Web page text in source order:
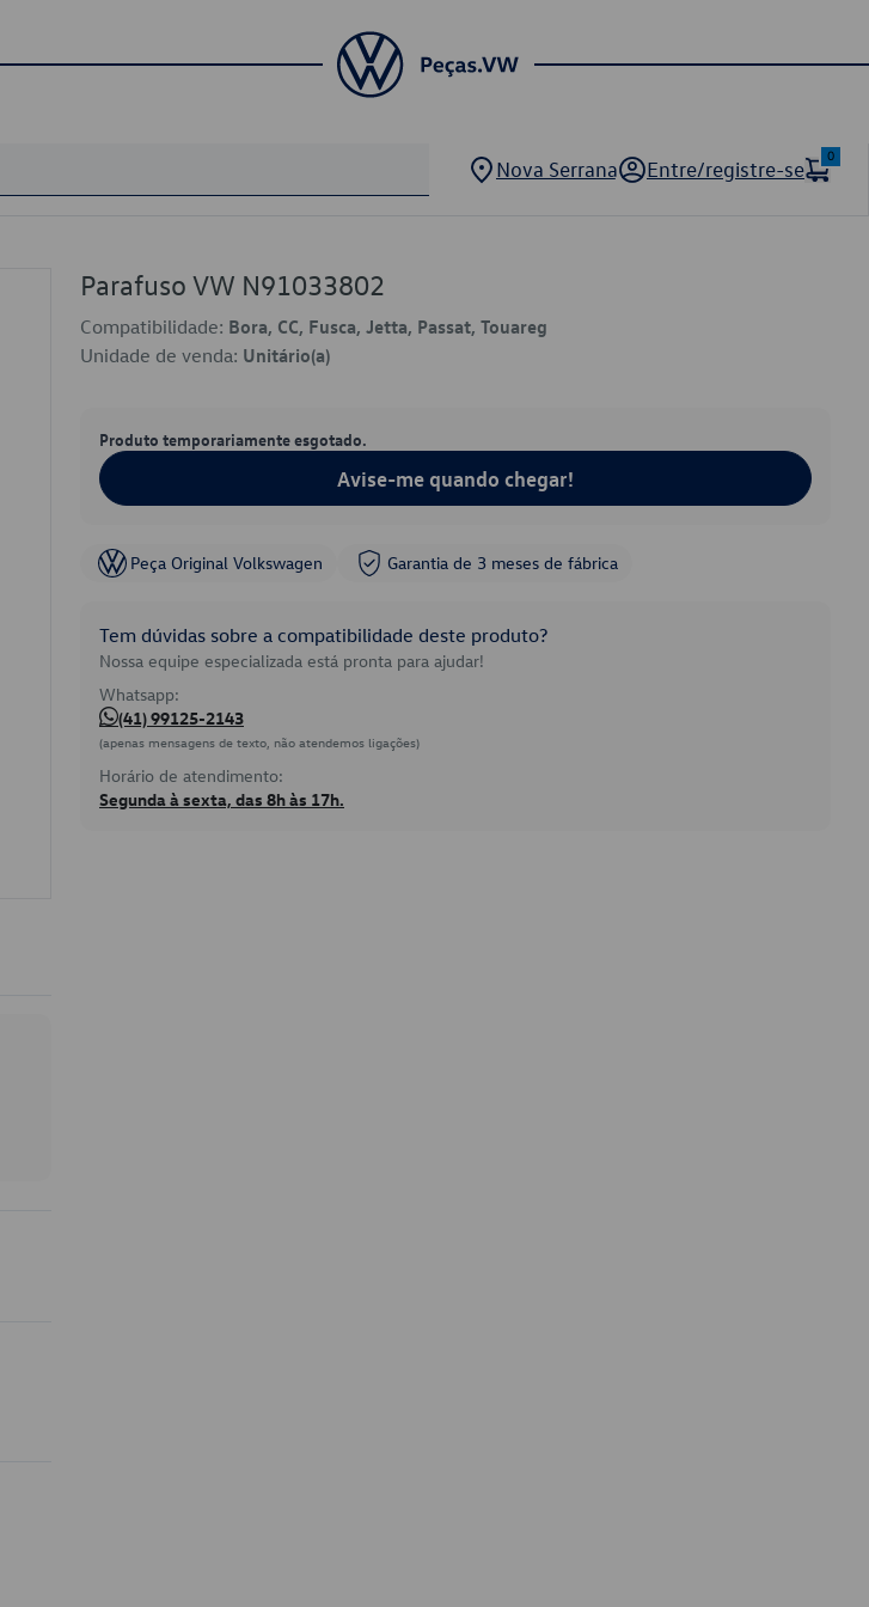
Nova Serrana Entre/registre-se
0
Parafuso VW N91033802
Compatibilidade: Bora, CC, Fusca, Jetta, Passat, Touareg
Unidade de venda: Unitário(a)
Produto temporariamente esgotado.
Avise-me quando chegar!
Peça Original Volkswagen Garantia de 3 meses de fábrica
Tem dúvidas sobre a compatibilidade deste produto?
Nossa equipe especializada está pronta para ajudar!
Whatsapp:
(41) 99125-2143
(apenas mensagens de texto, não atendemos ligações)
Horário de atendimento:
Segunda à sexta, das 8h às 17h.